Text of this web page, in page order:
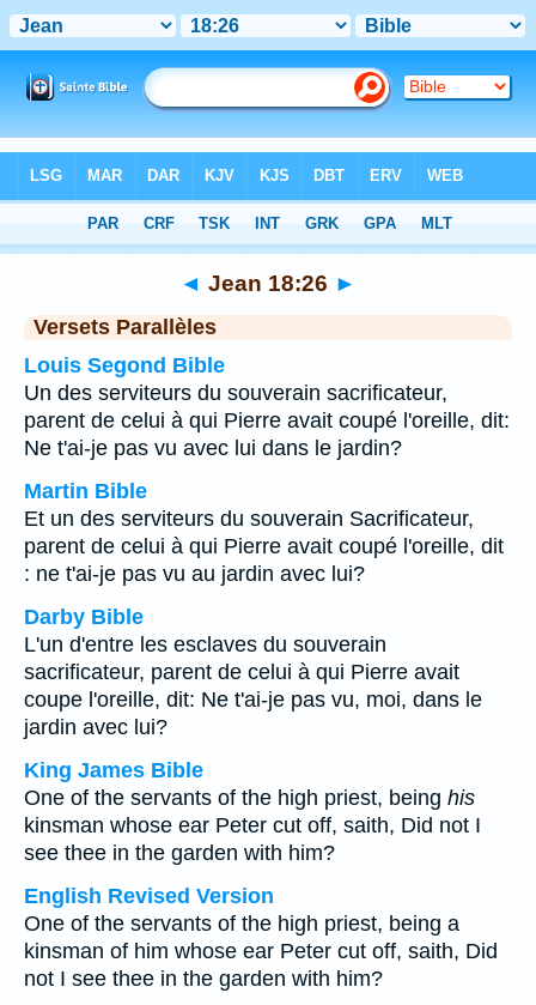
Chapitre 18> Verset 26
◄ Jean 18:26 ►
Versets Parallèles
Louis Segond Bible
Un des serviteurs du souverain sacrificateur,
parent de celui à qui Pierre avait coupé l'oreille, dit:
Ne t'ai-je pas vu avec lui dans le jardin?
Martin Bible
Et un des serviteurs du souverain Sacrificateur,
parent de celui à qui Pierre avait coupé l'oreille, dit
: ne t'ai-je pas vu au jardin avec lui?
Darby Bible
L'un d'entre les esclaves du souverain
sacrificateur, parent de celui à qui Pierre avait
coupe l'oreille, dit: Ne t'ai-je pas vu, moi, dans le
jardin avec lui?
King James Bible
One of the servants of the high priest, being his
kinsman whose ear Peter cut off, saith, Did not I
see thee in the garden with him?
English Revised Version
One of the servants of the high priest, being a
kinsman of him whose ear Peter cut off, saith, Did
not I see thee in the garden with him?